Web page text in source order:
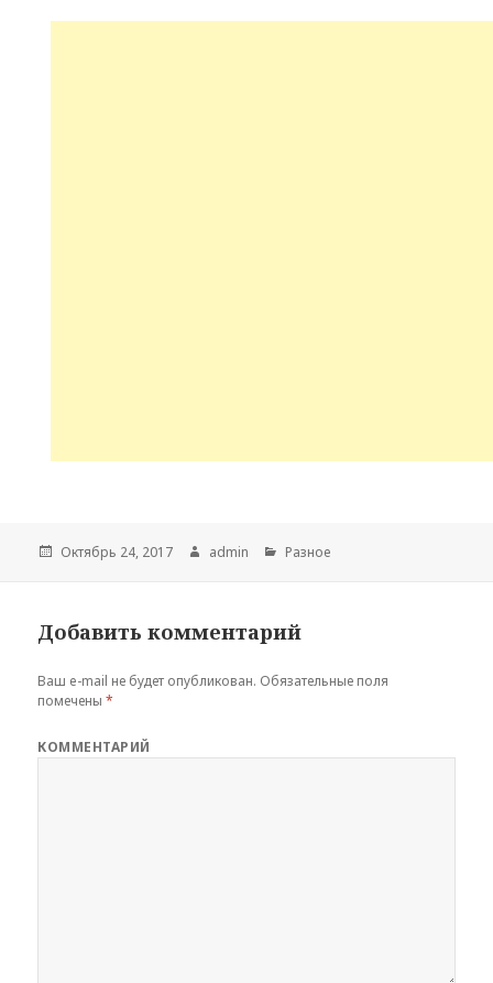
Опубликовано
Октябрь 24, 2017 Автор
admin Рубрики
Разное
Добавить комментарий
Ваш e-mail не будет опубликован. Обязательные поля
помечены*
КОММЕНТАРИЙ